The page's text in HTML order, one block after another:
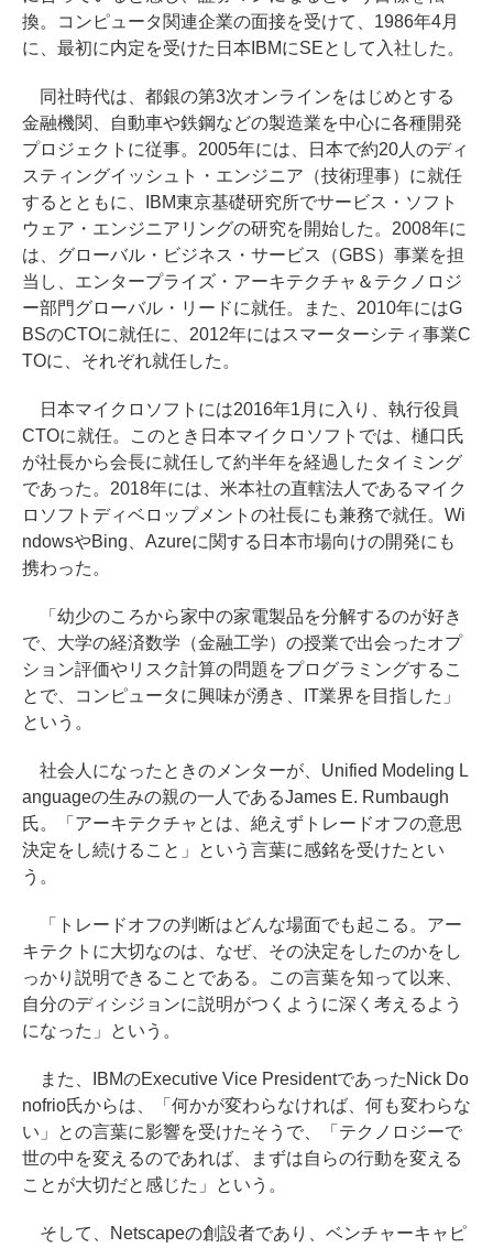
換。コンピュータ関連企業の面接を受けて、1986年4月
に、最初に内定を受けた日本IBMにSEとして入社した。
同社時代は、都銀の第3次オンラインをはじめとする
金融機関、自動車や鉄鋼などの製造業を中心に各種開発
プロジェクトに従事。2005年には、日本で約20人のディ
スティングイッシュト・エンジニア（技術理事）に就任
するとともに、IBM東京基礎研究所でサービス・ソフト
ウェア・エンジニアリングの研究を開始した。2008年に
は、グローバル・ビジネス・サービス（GBS）事業を担
当し、エンタープライズ・アーキテクチャ＆テクノロジ
ー部門グローバル・リードに就任。また、2010年にはG
BSのCTOに就任に、2012年にはスマーターシティ事業C
TOに、それぞれ就任した。
日本マイクロソフトには2016年1月に入り、執行役員
CTOに就任。このとき日本マイクロソフトでは、樋口氏
が社長から会長に就任して約半年を経過したタイミング
であった。2018年には、米本社の直轄法人であるマイク
ロソフトディベロップメントの社長にも兼務で就任。Wi
ndowsやBing、Azureに関する日本市場向けの開発にも
携わった。
「幼少のころから家中の家電製品を分解するのが好き
で、大学の経済数学（金融工学）の授業で出会ったオプ
ション評価やリスク計算の問題をプログラミングするこ
とで、コンピュータに興味が湧き、IT業界を目指した」
という。
社会人になったときのメンターが、Unified Modeling L
anguageの生みの親の一人であるJames E. Rumbaugh
氏。「アーキテクチャとは、絶えずトレードオフの意思
決定をし続けること」という言葉に感銘を受けたとい
う。
「トレードオフの判断はどんな場面でも起こる。アー
キテクトに大切なのは、なぜ、その決定をしたのかをし
っかり説明できることである。この言葉を知って以来、
自分のディシジョンに説明がつくように深く考えるよう
になった」という。
また、IBMのExecutive Vice PresidentであったNick Do
nofrio氏からは、「何かが変わらなければ、何も変わらな
い」との言葉に影響を受けたそうで、「テクノロジーで
世の中を変えるのであれば、まずは自らの行動を変える
ことが大切だと感じた」という。
そして、Netscapeの創設者であり、ベンチャーキャピ